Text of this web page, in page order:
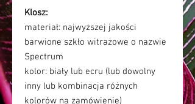
Klosz:
materiał: najwyższej jakości
barwione szkło witrażowe o nazwie
Spectrum
kolor: biały lub ecru (lub dowolny
inny lub kombinacja różnych
kolorów na zamówienie)